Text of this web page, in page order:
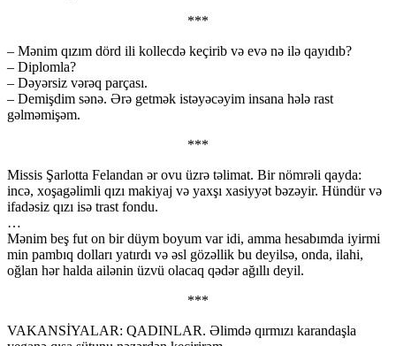
***
– Mənim qızım dörd ili kollecdə keçirib və evə nə ilə qayıdıb?
– Diplomla?
– Dəyərsiz vərəq parçası.
– Demişdim sənə. Ərə getmək istəyəcəyim insana hələ rast
gəlməmişəm.
***
Missis Şarlotta Felandan ər ovu üzrə təlimat. Bir nömrəli qayda:
incə, xoşagəlimli qızı makiyaj və yaxşı xasiyyət bəzəyir. Hündür və
ifadəsiz qızı isə trast fondu.
…
Mənim beş fut on bir düym boyum var idi, amma hesabımda iyirmi
min pambıq dolları yatırdı və əsl gözəllik bu deyilsə, onda, ilahi,
oğlan hər halda ailənin üzvü olacaq qədər ağıllı deyil.
***
VAKANSİYALAR: QADINLAR. Əlimdə qırmızı karandaşla